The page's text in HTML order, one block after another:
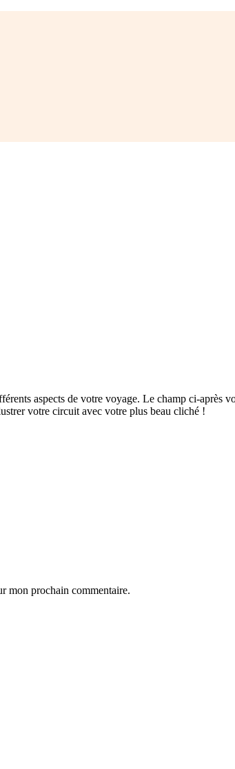
aspects de votre voyage. Le champ ci-après
votre circuit avec votre plus beau cliché !
mon prochain commentaire.